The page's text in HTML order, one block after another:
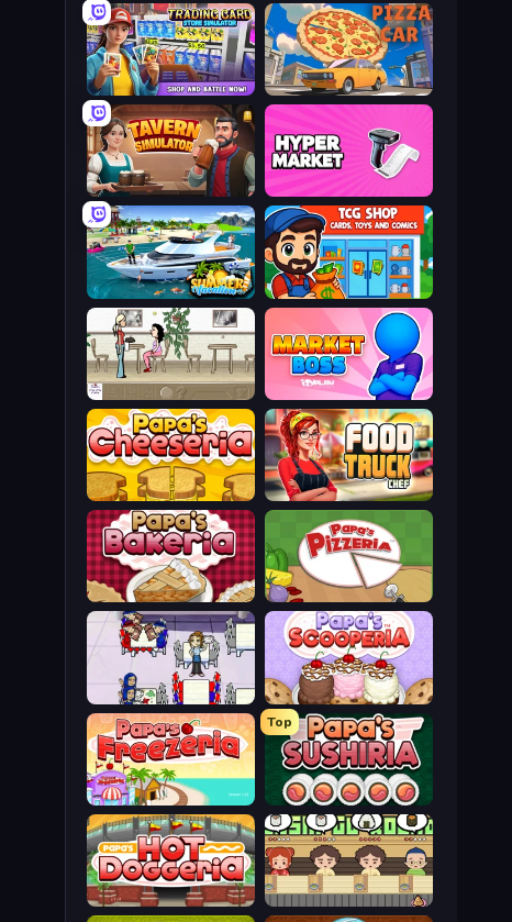
Pizza Car
Trading Card Store Simulator
Hypermarket 3D
Tavern Simulator
TCG Shop: Cards, Toys and Comics
Summer Vacation
Market Boss
The Waitress
Food Truck Chef™: A Fun Cooking Game
Papa's Cheeseria
Papa's Pizzeria
Papa's Bakeria
Papa's Scooperia
Diner Dash
Top
Papa's Sushiria
Papa's Freezeria
Sushi Go Round
Papa's Hot Doggeria